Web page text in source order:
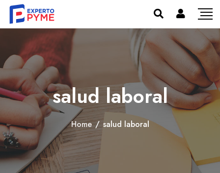
salud laboral
Home / salud laboral